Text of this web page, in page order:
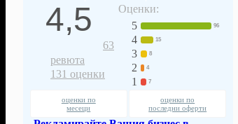
4,5
63
ревюта
131 оценки
Оценки:
5
96
4 15
3 8
2 4
1 7
оценки по
месеци
оценки по
последни оферти